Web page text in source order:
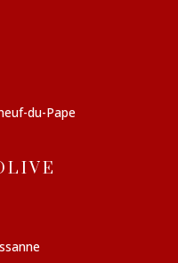
du-Pape